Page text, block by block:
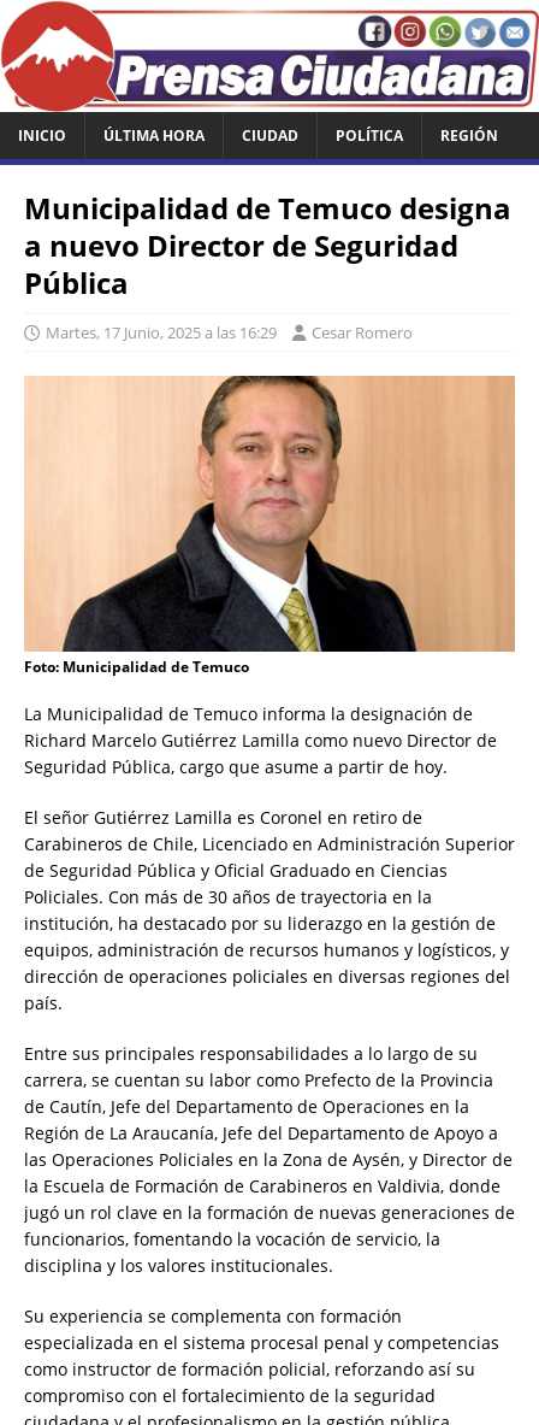
INICIO ÚLTIMA HORA CIUDAD POLÍTICA REGIÓN
Municipalidad de Temuco designa
a nuevo Director de Seguridad
Pública
Martes, 17 Junio, 2025 a las 16:29 Cesar Romero
Foto: Municipalidad de Temuco
La Municipalidad de Temuco informa la designación de
Richard Marcelo Gutiérrez Lamilla como nuevo Director de
Seguridad Pública, cargo que asume a partir de hoy.
El señor Gutiérrez Lamilla es Coronel en retiro de
Carabineros de Chile, Licenciado en Administración Superior
de Seguridad Pública y Oficial Graduado en Ciencias
Policiales. Con más de 30 años de trayectoria en la
institución, ha destacado por su liderazgo en la gestión de
equipos, administración de recursos humanos y logísticos, y
dirección de operaciones policiales en diversas regiones del
país.
Entre sus principales responsabilidades a lo largo de su
carrera, se cuentan su labor como Prefecto de la Provincia
de Cautín, Jefe del Departamento de Operaciones en la
Región de La Araucanía, Jefe del Departamento de Apoyo a
las Operaciones Policiales en la Zona de Aysén, y Director de
la Escuela de Formación de Carabineros en Valdivia, donde
jugó un rol clave en la formación de nuevas generaciones de
funcionarios, fomentando la vocación de servicio, la
disciplina y los valores institucionales.
Su experiencia se complementa con formación
especializada en el sistema procesal penal y competencias
como instructor de formación policial, reforzando así su
compromiso con el fortalecimiento de la seguridad